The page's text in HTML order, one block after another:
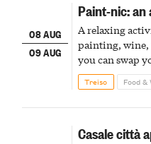
08 AUG
09 AUG
Paint-nic:
A relaxing
painting, wine,
you can swap
Treiso Food &
Casale città